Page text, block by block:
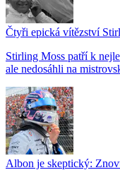
Čtyři epická vítězství
Stirling Moss patří k
ale nedosáhli na
Albon je skeptický: